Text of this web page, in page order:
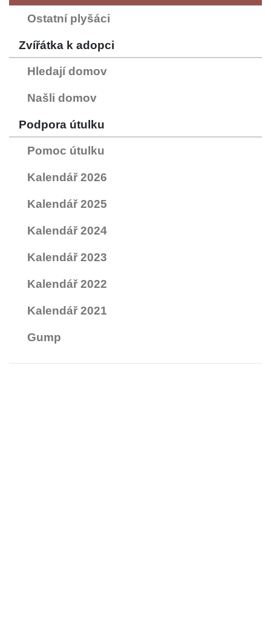
Ostatní plyšáci
Zvířátka k adopci
Hledají domov
Našli domov
Podpora útulku
Pomoc útulku
Kalendář 2026
Kalendář 2025
Kalendář 2024
Kalendář 2023
Kalendář 2022
Kalendář 2021
Gump